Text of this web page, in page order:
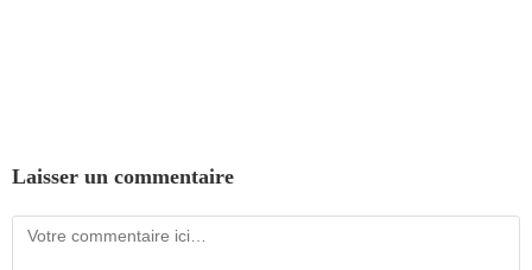
Laisser un commentaire